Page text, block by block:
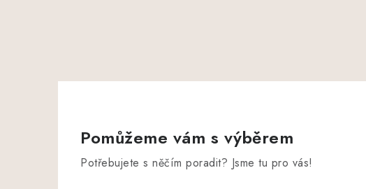
Pomůžeme vám s výběrem
Potřebujete s něčím poradit? Jsme tu pro vás!